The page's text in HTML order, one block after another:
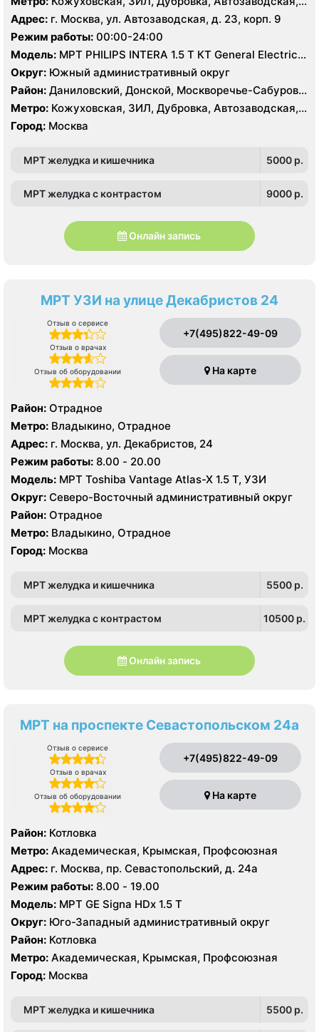
Нагатинская, Технопарк, Тульская, Угрешская
Адрес: г. Москва, ул. Автозаводская, д. 23, корп. 9
Режим работы: 00:00-24:00
Модель: МРТ PHILIPS INTERA 1.5 T КТ General Electric
LIGHT SPEED 64 среза
Округ: Южный административный округ
Район: Даниловский, Донской, Москворечье-Сабурово,
Нагатино-Садовники, Нагатинский Затон, Нагорный
Метро: Кожуховская, ЗИЛ, Дубровка, Автозаводская,
Нагатинская, Технопарк, Тульская, Угрешская
Город: Москва
МРТ желудка и кишечника 5000 p.
МРТ желудка с контрастом 9000 p.
Онлайн запись
МРТ УЗИ на улице Декабристов 24
Отзыв о сервисе
Отзыв о врачах
Отзыв об оборудовании
+7(495)822-49-09
На карте
Район: Отрадное
Метро: Владыкино, Отрадное
Адрес: г. Москва, ул. Декабристов, 24
Режим работы: 8.00 - 20.00
Модель: МРТ Toshiba Vantage Atlas-X 1.5 Т, УЗИ
Округ: Северо-Восточный административный округ
Район: Отрадное
Метро: Владыкино, Отрадное
Город: Москва
МРТ желудка и кишечника 5500 p.
МРТ желудка с контрастом 10500 p.
Онлайн запись
МРТ на проспекте Севастопольском 24а
Отзыв о сервисе
Отзыв о врачах
Отзыв об оборудовании
+7(495)822-49-09
На карте
Район: Котловка
Метро: Академическая, Крымская, Профсоюзная
Адрес: г. Москва, пр. Севастопольский, д. 24а
Режим работы: 8.00 - 19.00
Модель: МРТ GE Signa HDx 1.5 T
Округ: Юго-Западный административный округ
Район: Котловка
Метро: Академическая, Крымская, Профсоюзная
Город: Москва
МРТ желудка и кишечника 5500 p.